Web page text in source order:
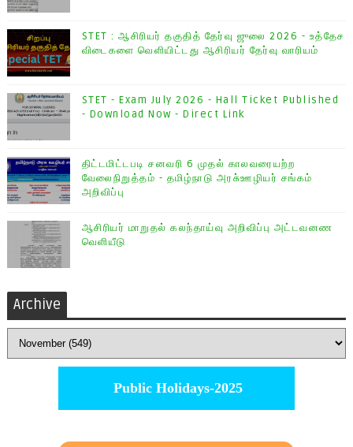
STET : ஆசிரியர் தகுதித் தேர்வு ஜுலை 2026 - உத்தேச
விடைகளை வெளியிட்டது ஆசிரியர் தேர்வு வாரியம்
STET - Exam July 2026 - Hall Ticket Published
- Download Now - Direct Link
திட்டமிட்டபடி சனவரி 6 முதல் காலவரையற்ற
வேலைநிறுத்தம் - தமிழ்நாடு அரசு்ஊழியர் சங்கம்
அறிவிப்பு
ஆசிரியர் மாறுதல் கலந்தாய்வு அறிவிப்பு அட்டவனண
வெளியீடு
Archive
Public Holidays-2025